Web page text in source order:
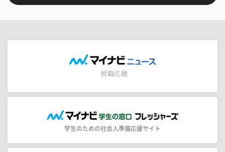
学生のための社会人準備応援サイト